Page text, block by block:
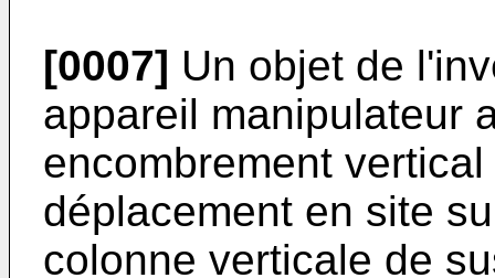
[0007] Un objet de
appareil manipulateur
encombrement
déplacement en site
colonne verticale de